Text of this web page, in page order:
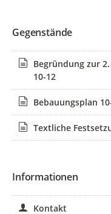
Der
10-12 wird hiermit
vom 3. November 2017
gültigen Fassung und
das Land Nordrhein-
(GV. NW. S. 666) in
bekannt gemacht.
Die Änderung des
Stadt Bocholt im
Bauordnung im
46395 Bocholt, zu
den Inhalt des Planes
Gegenstände
Begründung zur
10-12
Bebauungsplan
Textliche
Informationen
Kontakt